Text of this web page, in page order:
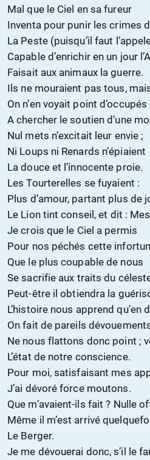
Mal que le Ciel en sa fureur
Inventa pour punir les crimes
La Peste (puisqu’il faut
Capable d’enrichir en un jour
Faisait aux animaux la guerre.
Ils ne mouraient pas tous,
On n’en voyait point d’occupés
A chercher le soutien d’une
Nul mets n’excitait leur envie ;
Ni Loups ni Renards n’épiaient
La douce et l’innocente proie.
Les Tourterelles se fuyaient :
Plus d’amour, partant plus de
Le Lion tint conseil, et dit :
Je crois que le Ciel a permis
Pour nos péchés cette
Que le plus coupable de nous
Se sacrifie aux traits du
Peut-être il obtiendra la
L’histoire nous apprend qu’en
On fait de pareils
Ne nous flattons donc point ;
L’état de notre conscience.
Pour moi, satisfaisant mes
J’ai dévoré force moutons.
Que m’avaient-ils fait ? Nulle
Même il m’est arrivé
Le Berger.
Je me dévouerai donc, s’il le